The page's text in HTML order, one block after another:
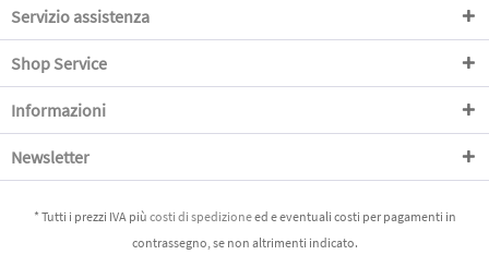
Servizio assistenza
Shop Service
Informazioni
Newsletter
* Tutti i prezzi IVA più costi di spedizioneed e eventuali costi per pagamenti in
contrassegno, se non altrimenti indicato.